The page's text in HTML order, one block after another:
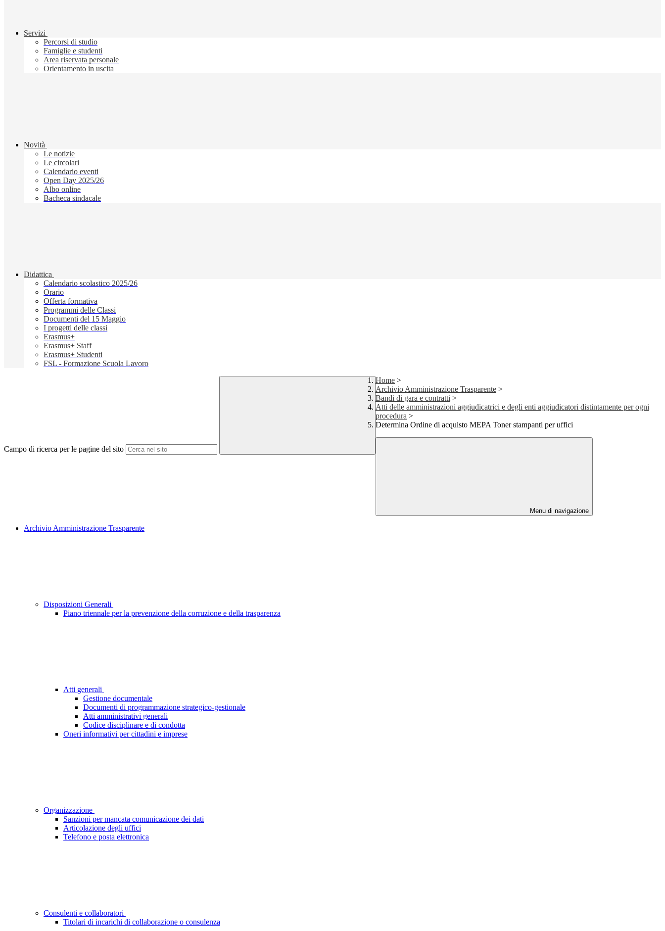
Servizi
Percorsi di studio
Famiglie e studenti
Area riservata personale
Orientamento in uscita
Novità
Le notizie
Le circolari
Calendario eventi
Open Day 2025/26
Albo online
Bacheca sindacale
Didattica
Calendario scolastico 2025/26
Orario
Offerta formativa
Programmi delle Classi
Documenti del 15 Maggio
I progetti delle classi
Erasmus+
Erasmus+ Staff
Erasmus+ Studenti
FSL - Formazione Scuola Lavoro
Campo di ricerca per le pagine del sito
Home >
Archivio Amministrazione Trasparente >
Bandi di gara e contratti >
Atti delle amministrazioni aggiudicatrici e degli enti aggiudicatori distintamente per ogni
procedura >
Determina Ordine di acquisto MEPA Toner stampanti per uffici
Menu di navigazione
Archivio Amministrazione Trasparente
Disposizioni Generali
Piano triennale per la prevenzione della corruzione e della trasparenza
Atti generali
Gestione documentale
Documenti di programmazione strategico-gestionale
Atti amministrativi generali
Codice disciplinare e di condotta
Oneri informativi per cittadini e imprese
Organizzazione
Sanzioni per mancata comunicazione dei dati
Articolazione degli uffici
Telefono e posta elettronica
Consulenti e collaboratori
Titolari di incarichi di collaborazione o consulenza